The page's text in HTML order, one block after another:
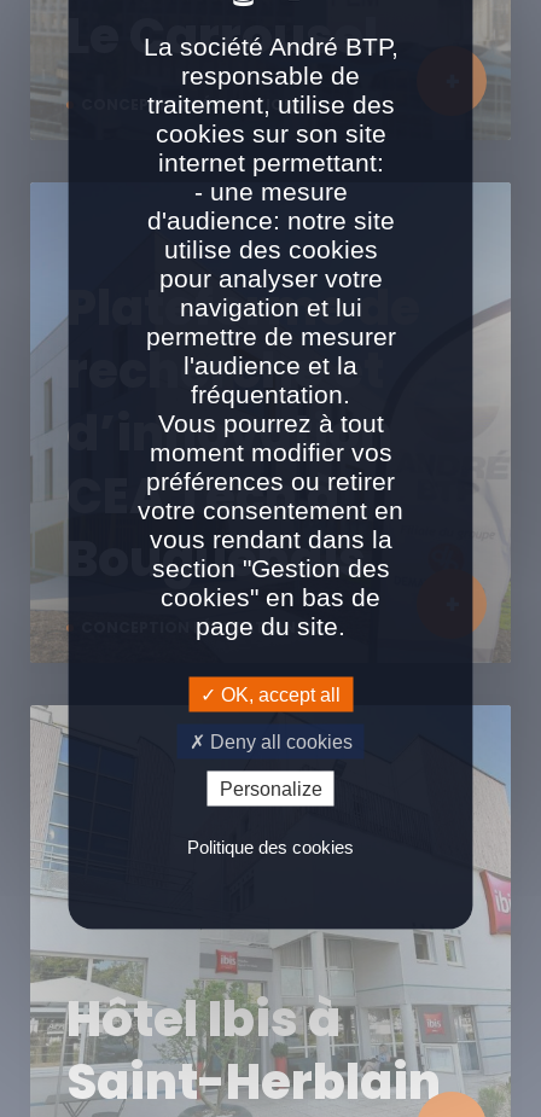
CONCEPTION RÉALISATION
Le Carrousel
CONCEPTION RÉALISATION
Plateforme de
recherche et
d’innovation
CEA Tech à
Bouguenais
Hôtel Ibis à
Saint-Herblain
La société André BTP,
responsable de
traitement, utilise des
cookies sur son site
internet permettant:
- une mesure
d'audience: notre site
utilise des cookies
pour analyser votre
navigation et lui
permettre de mesurer
l'audience et la
fréquentation.
Vous pourrez à tout
moment modifier vos
préférences ou retirer
votre consentement en
vous rendant dans la
section "Gestion des
cookies" en bas de
page du site.
OK, accept all
Deny all cookies
Personalize
Politique des cookies